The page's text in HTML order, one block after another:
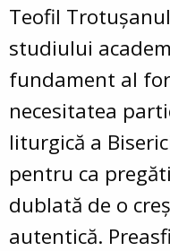
Teofil Trotușanul
studiului
fundament al
necesitatea
liturgică a
pentru ca
dublată de o
autentică.